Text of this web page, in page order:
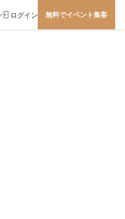
ログイン 無料でイベント集客